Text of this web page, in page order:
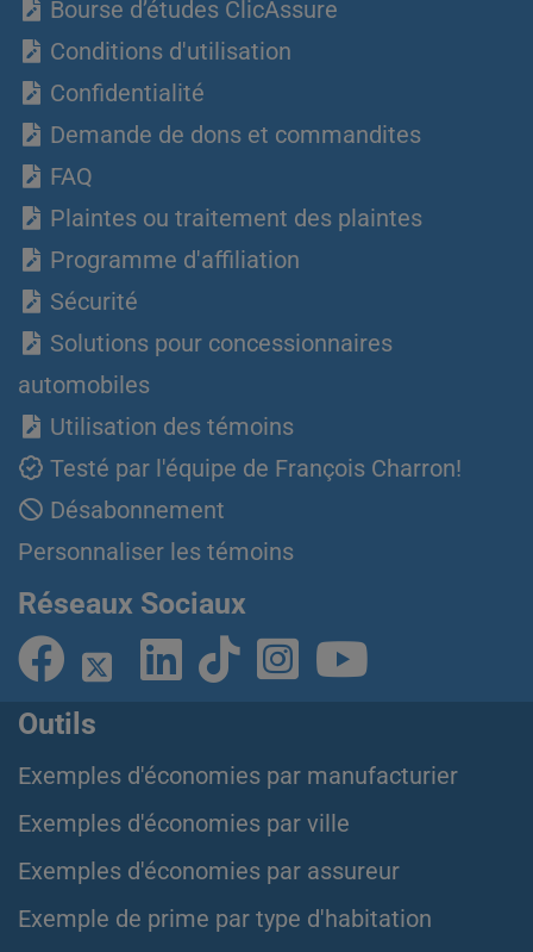
Bourse d’études ClicAssure
Conditions d'utilisation
Confidentialité
Demande de dons et commandites
FAQ
Plaintes ou traitement des plaintes
Programme d'affiliation
Sécurité
Solutions pour concessionnaires
automobiles
Utilisation des témoins
Testé par l'équipe de François Charron!
Désabonnement
Personnaliser les témoins
Réseaux Sociaux
Outils
Exemples d'économies par manufacturier
Exemples d'économies par ville
Exemples d'économies par assureur
Exemple de prime par type d'habitation